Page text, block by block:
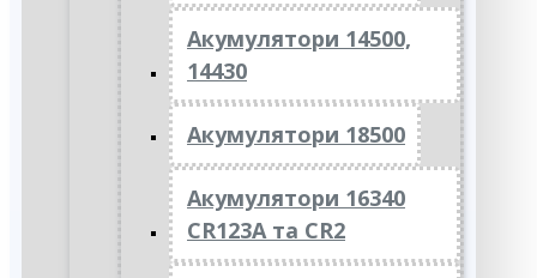
Акумулятори 14500,
14430
Акумулятори 18500
Акумулятори 16340
CR123A та CR2